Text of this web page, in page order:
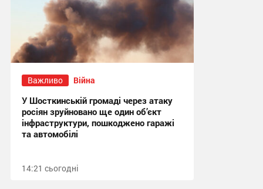
Важливо Війна
У Шосткинській громаді через атаку
росіян зруйновано ще один об’єкт
інфраструктури, пошкоджено гаражі
та автомобілі
14:21 сьогодні